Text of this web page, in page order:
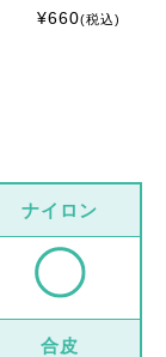
¥660(税込)
ナイロン
合皮